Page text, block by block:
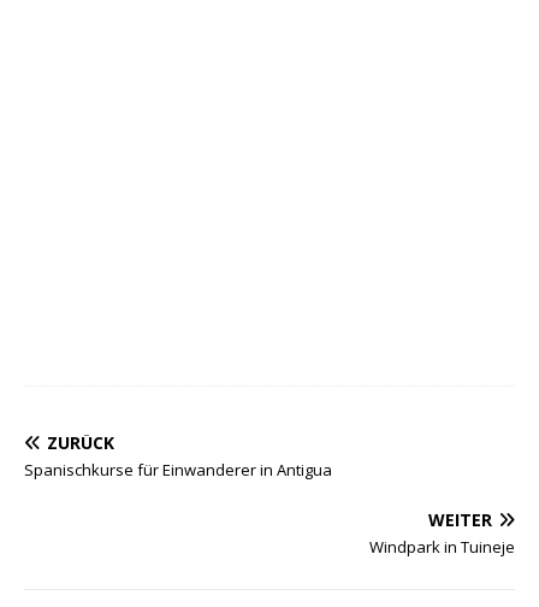
ZURÜCK
Spanischkurse für Einwanderer in Antigua
WEITER
Windpark in Tuineje